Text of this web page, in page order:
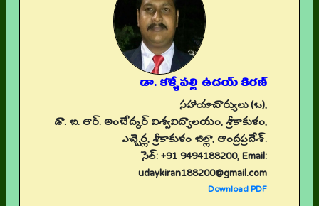
డా. కళ్ళేపల్లి ఉదయ్ కిరణ్
సహాయాచార్యులు (ఒ),
డా. బి. ఆర్. అంబేద్కర్ విశ్వవిద్యాలయం, శ్రీకాకుళం,
ఎచ్చెర్ల, శ్రీకాకుళం జిల్లా, ఆంద్రప్రదేశ్.
సెల్: +91 9494188200, Email:
udaykiran188200@gmail.com
Download PDF